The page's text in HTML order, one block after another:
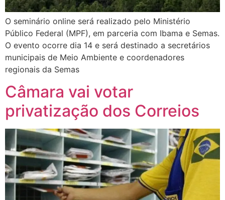
O seminário online será realizado pelo Ministério
Público Federal (MPF), em parceria com Ibama e Semas.
O evento ocorre dia 14 e será destinado a secretários
municipais de Meio Ambiente e coordenadores
regionais da Semas
Câmara vai votar
privatização dos Correios